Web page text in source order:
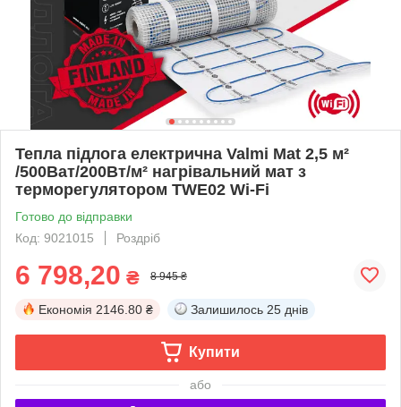
Тепла підлога електрична Valmi Mat 2,5 м²
/500Ват/200Вт/м² нагрівальний мат з
терморегулятором TWE02 Wi-Fi
Готово до відправки
Код: 9021015
Роздріб
6 798,20 ₴ 8 945 ₴
Економія 2146.80 ₴ Залишилось 25 днів
Купити
або